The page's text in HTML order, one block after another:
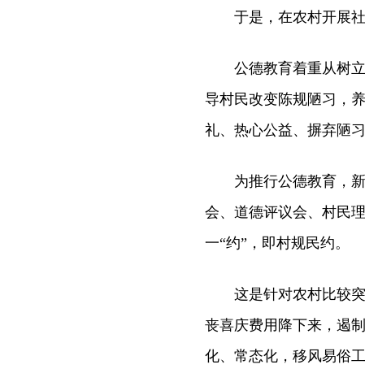
于是，在农村开展社
公德教育着重从树立
导村民改变陈规陋习，
礼、热心公益、摒弃陋
为推行公德教育，新
会、道德评议会、村民
一“约”，即村规民约。
这是针对农村比较突
丧喜庆费用降下来，遏
化、常态化，移风易俗